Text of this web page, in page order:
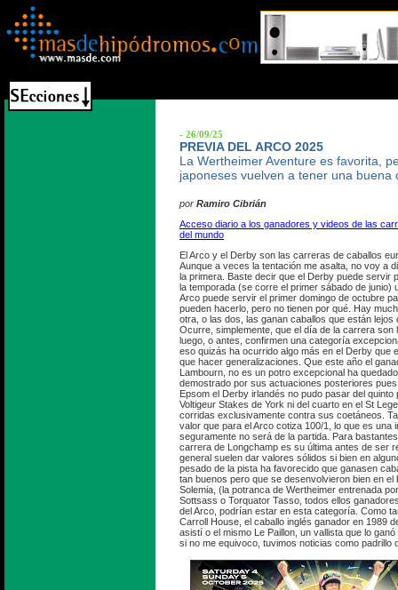
- 26/09/25
PREVIA DEL ARCO 2025
La Wertheimer Aventure es favorita,
japoneses vuelven a tener una buena
por Ramiro Cibrián
Acceso diario a los ganadores y videos de las
del mundo
El Arco y el Derby son las carreras de caballos
Aunque a veces la tentación me asalta, no voy a
la primera. Baste decir que el Derby puede servir
la temporada (se corre el primer sábado de junio)
Arco puede servir el primer domingo de octubre
pueden hacerlo, pero no tienen por qué. Hay
otra, o las dos, las ganan caballos que están
Ocurre, simplemente, que el día de la carrera son
luego, o antes, confirmen una categoría
eso quizás ha ocurrido algo más en el Derby que
que hacer generalizaciones. Que este año el
Lambourn, no es un potro excepcional ha
demostrado por sus actuaciones posteriores
Epsom el Derby irlandés no pudo pasar del
Voltigeur Stakes de York ni del cuarto en el St
corridas exclusivamente contra sus coetáneos.
valor que para el Arco cotiza 100/1, lo que es una
seguramente no será de la partida. Para
carrera de Longchamp es su última antes de ser
general suelen dar valores sólidos si bien en
pesado de la pista ha favorecido que ganasen
tan buenos pero que se desenvolvieron bien en
Solemia, (la potranca de Wertheimer entrenada
Sottsass o Torquator Tasso, todos ellos
del Arco, podrían estar en esta categoría. Como
Carroll House, el caballo inglés ganador en 1989
asistí o el mismo Le Paillon, un vallista que lo
si no me equivoco, tuvimos noticias como padrillo